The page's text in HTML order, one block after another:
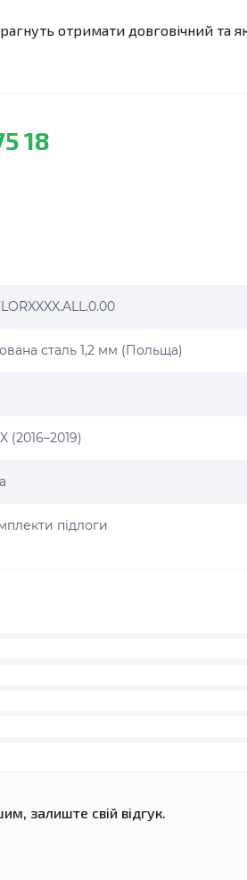
отримати довговічний та
18
сталь 1,2 мм (Польща)
(2016–2019)
підлоги
залиште свій відгук.